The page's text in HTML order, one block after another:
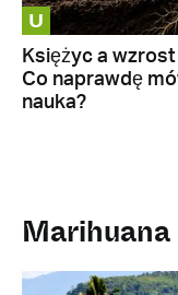
U
Księżyc a
Co naprawdę
nauka?
Marihuana